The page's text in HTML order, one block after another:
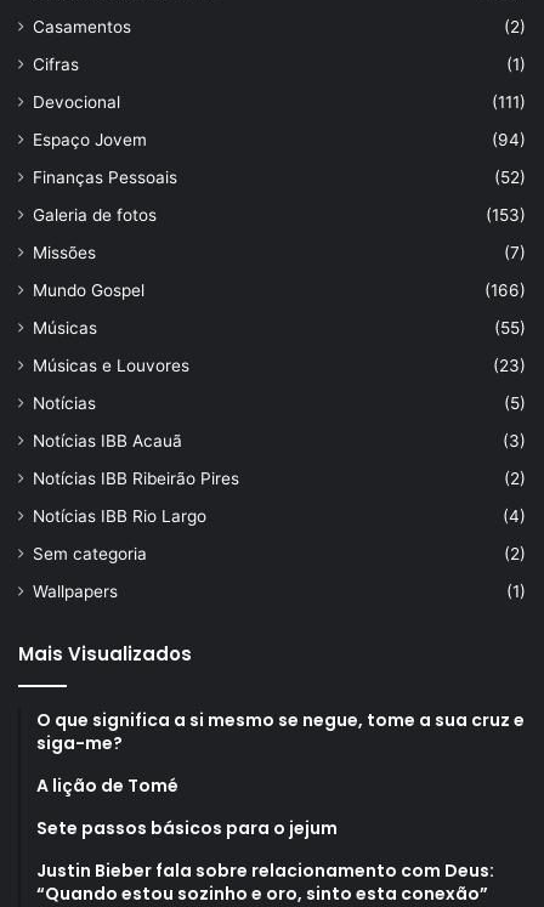
Casamentos
(2)
Cifras
(1)
Devocional
(111)
Espaço Jovem
(94)
Finanças Pessoais
(52)
Galeria de fotos
(153)
Missões
(7)
Mundo Gospel
(166)
Músicas
(55)
Músicas e Louvores
(23)
Notícias
(5)
Notícias IBB Acauã
(3)
Notícias IBB Ribeirão Pires
(2)
Notícias IBB Rio Largo
(4)
Sem categoria
(2)
Wallpapers
(1)
Mais Visualizados
O que significa a si mesmo se negue, tome a sua cruz e
siga-me?
A lição de Tomé
Sete passos básicos para o jejum
Justin Bieber fala sobre relacionamento com Deus:
“Quando estou sozinho e oro, sinto esta conexão”